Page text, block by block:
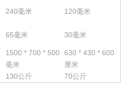
240毫米 120毫米
65毫米 30毫米
1500 * 700 * 500
毫米
630 * 430 * 600
厘米
130公斤 70公斤